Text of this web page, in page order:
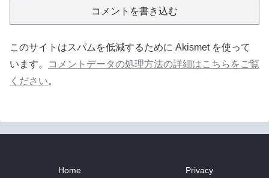
コメントを書き込む
このサイトはスパムを低減するために Akismet を使って
います。
コメントデータの処理方法の詳細はこちらをご覧
ください。
Home
Privacy